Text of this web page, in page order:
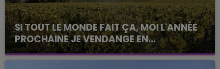
SI TOUT LE MONDE FAIT ÇA, MOI L'ANNÉE
PROCHAINE JE VENDANGE EN...
La vendange en Champagne a débuté ce jeudi 6
août dans la commune de Montgueux (Aube). Du